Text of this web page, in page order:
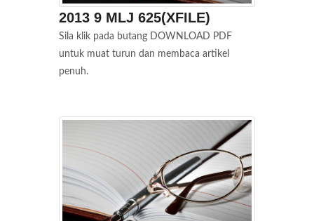
2013 9 MLJ 625(XFILE)
Sila klik pada butang DOWNLOAD PDF
untuk muat turun dan membaca artikel
penuh.